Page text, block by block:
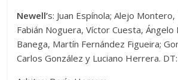
Newell’s: Juan Espínola; Alejo Montero,
Fabián Noguera, Víctor Cuesta,
Banega, Martín Fernández Figueira;
Carlos González y Luciano Herrera.